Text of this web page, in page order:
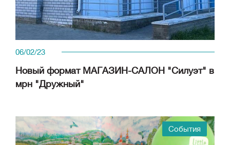
06/02/23
Новый формат МАГАЗИН-САЛОН "Силуэт" в
мрн "Дружный"
События